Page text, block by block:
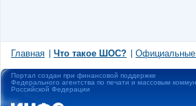
Главная Что такое ШОС?
Портал создан при финансовой поддержке
Федерального агентства по печати и массовым
Российской Федерации